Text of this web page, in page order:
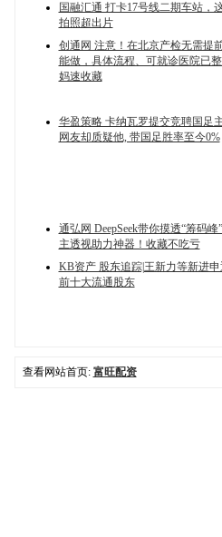
国融汇通 打卡17号线二期车站，
拍照超出片
创通网 注意！在北京产检无需提
能做，具体流程、可就诊医院已
妈速收藏
华盈策略 卡纳瓦罗提交竞聘国足
网友却质疑他, 带国足胜率至今0%
通弘网 DeepSeek带你摸透“筹码峰
主透视助力神器！收藏不吃亏
KB资产 股东追踪|王新力等新进
前十大流通股东
查看网站首页: 富旺配资